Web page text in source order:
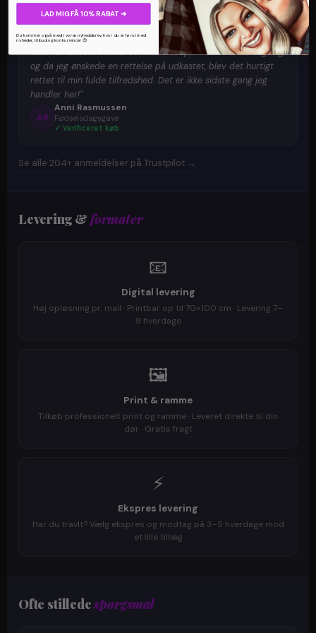
★★★★★
"Kan kun anbefale Julie! Lavede en super flot karikaturtegning,
og da jeg ønskede en rettelse på udkastet, blev det hurtigt
rettet til min fulde tilfredshed. Det er ikke sidste gang jeg
handler her!"
AR
Anni Rasmussen
Fødselsdagsgave
✓ Verificeret køb
Se alle 204+ anmeldelser på Trustpilot →
Levering &formater
📧
Digital levering
Høj opløsning pr. mail · Printbar op til 70×100 cm · Levering 7–
9 hverdage
🖼️
Print & ramme
Tilkøb professionelt print og ramme · Leveret direkte til din
dør · Gratis fragt
⚡
Ekspres levering
Har du travlt? Vælg ekspres og modtag på 3–5 hverdage mod
et lille tillæg
Ofte stilledespørgsmål
LAD MIG FÅ 10% RABAT ➜
Du kommer også med i vores nyhedsbrev, hvor du er først med
nyheder, tilbud og konkurrencer 😍